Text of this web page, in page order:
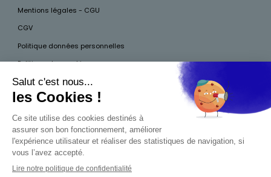
Mentions légales - CGU
CGV
Politique données personnelles
Politique des cookies
Accessibilité
Pour votre santé, mangez au moins cinq fruits et légumes par jour, plus
d’infos surwww.mangerbouger.fr